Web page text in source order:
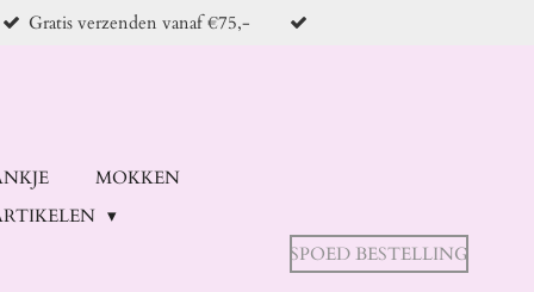
Gratis verzenden vanaf €75,-
MOKKEN
SPOED BESTELLING